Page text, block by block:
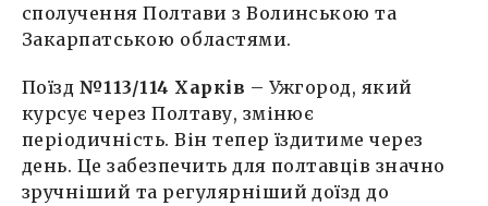
сполучення Полтави з Волинською та
Закарпатською областями.
Поїзд №113/114 Харків – Ужгород, який
курсує через Полтаву, змінює
періодичність. Він тепер їздитиме через
день. Це забезпечить для полтавців значно
зручніший та регулярніший доїзд до